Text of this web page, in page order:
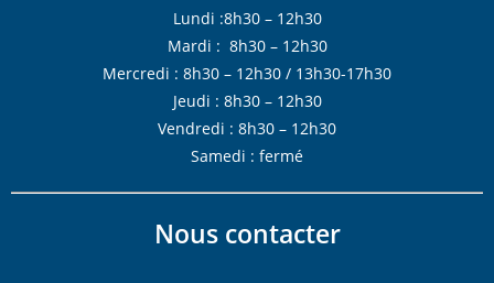
Lundi :8h30 – 12h30
Mardi : 8h30 – 12h30
Mercredi : 8h30 – 12h30 / 13h30-17h30
Jeudi : 8h30 – 12h30
Vendredi : 8h30 – 12h30
Samedi : fermé
Nous contacter